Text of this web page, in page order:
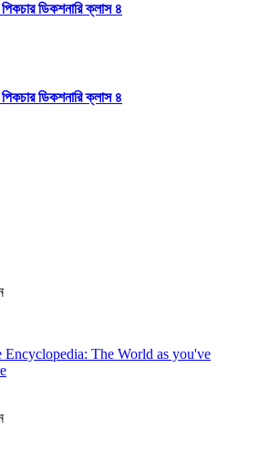
পিকচার ডিকশনারি ক্লাস ৪
পিকচার ডিকশনারি ক্লাস ৪